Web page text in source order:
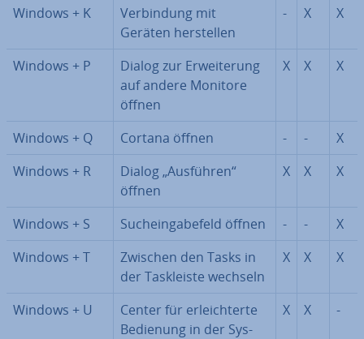
Windows + K
Ver­bin­dung mit
Geräten her­stel­len
- X X
Windows + P
Dialog zur Er­wei­te­rung
auf andere Monitore
öffnen
X X X
Windows + Q Cortana öffnen - -
X
Windows + R
Dialog „Ausführen“
öffnen
X X X
Windows + S Such­ein­ga­be­feld öffnen - -
X
Windows + T
Zwischen den Tasks in
der Task­leis­te wechseln
X X X
Windows + U
Center für er­leich­ter­te
Bedienung in der Sys­
X X -